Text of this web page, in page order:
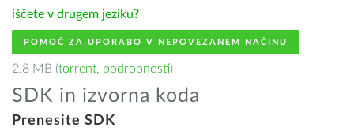
iščete v drugem jeziku?
POMOČ ZA UPORABO V NEPOVEZANEM NAČINU
2.8 MB (torrent, podrobnosti)
SDK in izvorna koda
Prenesite SDK